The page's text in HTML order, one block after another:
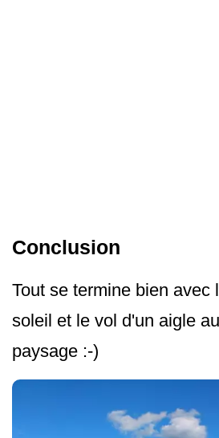
Conclusion
Tout se termine bien avec
soleil et le vol d'un aigle
paysage :-)